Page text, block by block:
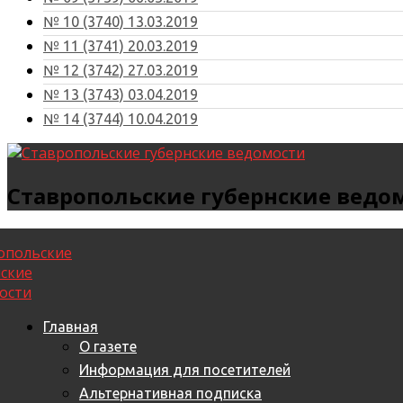
№ 10 (3740) 13.03.2019
№ 11 (3741) 20.03.2019
№ 12 (3742) 27.03.2019
№ 13 (3743) 03.04.2019
№ 14 (3744) 10.04.2019
Ставропольские губернские
Главная
О газете
Информация для посетителей
Альтернативная подписка